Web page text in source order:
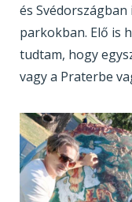
és
parkokban. Elő is
tudtam, hogy
vagy a Praterbe